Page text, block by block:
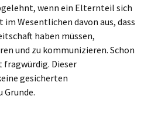
wenn ein Elternteil sich
Wesentlichen davon aus, dass
haben müssen,
und zu kommunizieren. Schon
fragwürdig. Dieser
gesicherten
Grunde.